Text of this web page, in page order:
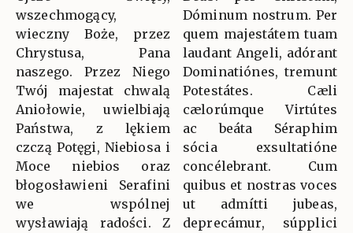
wszechmogący,
wieczny Boże, przez
Chrystusa, Pana
naszego. Przez Niego
Twój majestat chwalą
Aniołowie, uwielbiają
Państwa, z lękiem
czczą Potęgi, Niebiosa i
Moce niebios oraz
błogosławieni Serafini
we wspólnej
wysławiają radości. Z
Dóminum nostrum. Per
quem majestátem tuam
laudant Angeli, adórant
Dominatiónes, tremunt
Potestátes. Cæli
cælorúmque Virtútes
ac beáta Séraphim
sócia exsultatióne
concélebrant. Cum
quibus et nostras voces
ut admítti jubeas,
deprecámur, súpplici